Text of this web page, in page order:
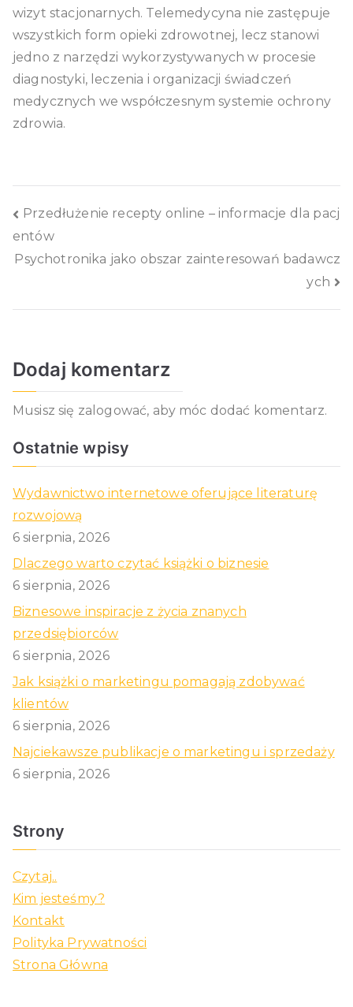
wizyt stacjonarnych. Telemedycyna nie zastępuje
wszystkich form opieki zdrowotnej, lecz stanowi
jedno z narzędzi wykorzystywanych w procesie
diagnostyki, leczenia i organizacji świadczeń
medycznych we współczesnym systemie ochrony
zdrowia.
Nawigacja
wpisu
Przedłużenie recepty online – informacje dla pacj
entów
Psychotronika jako obszar zainteresowań badawcz
ych
Dodaj komentarz
Musisz się zalogować, aby móc dodać komentarz.
Ostatnie wpisy
Wydawnictwo internetowe oferujące literaturę
rozwojową
6 sierpnia, 2026
Dlaczego warto czytać książki o biznesie
6 sierpnia, 2026
Biznesowe inspiracje z życia znanych
przedsiębiorców
6 sierpnia, 2026
Jak książki o marketingu pomagają zdobywać
klientów
6 sierpnia, 2026
Najciekawsze publikacje o marketingu i sprzedaży
6 sierpnia, 2026
Strony
Czytaj..
Kim jesteśmy?
Kontakt
Polityka Prywatności
Strona Główna